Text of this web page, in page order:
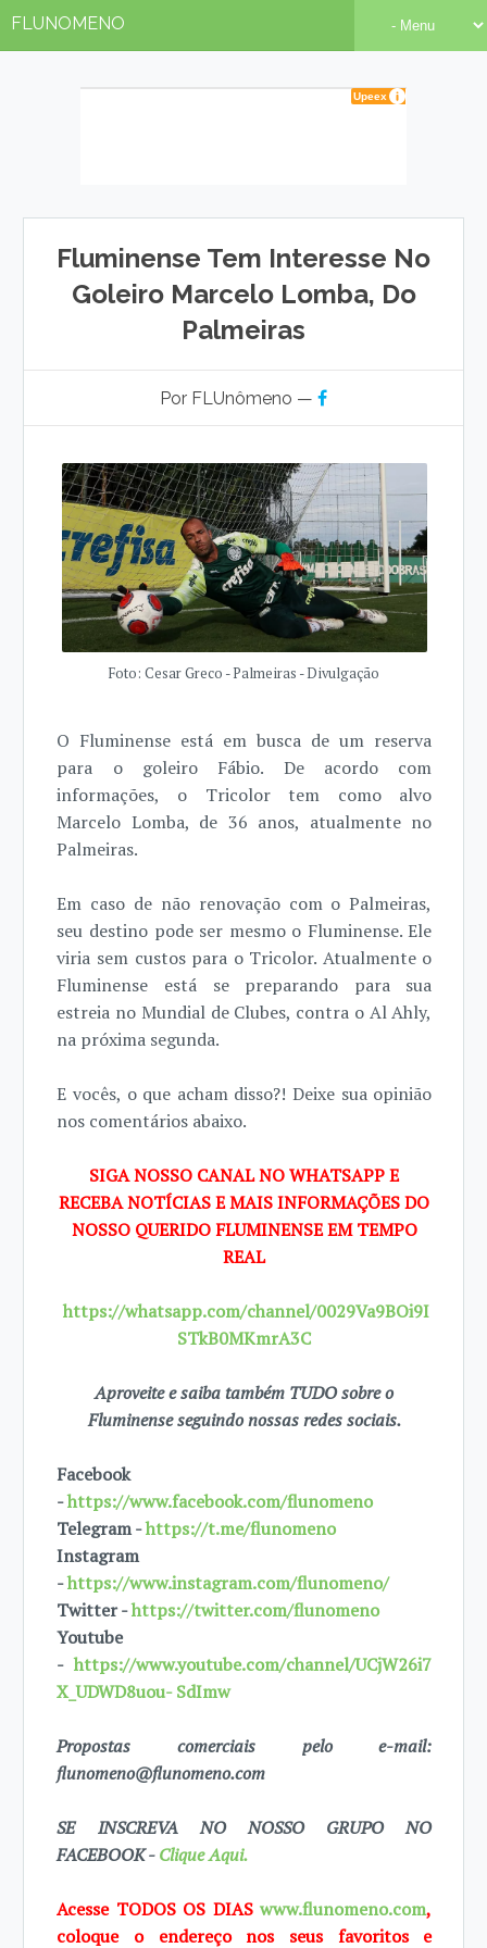
FLUNOMENO
Fluminense Tem Interesse No
Goleiro Marcelo Lomba, Do
Palmeiras
Por FLUnômeno —
Foto: Cesar Greco - Palmeiras - Divulgação
O Fluminense está em busca de um reserva
para o goleiro Fábio. De acordo com
informações, o Tricolor tem como alvo
Marcelo Lomba, de 36 anos, atualmente no
Palmeiras.
Em caso de não renovação com o Palmeiras,
seu destino pode ser mesmo o Fluminense. Ele
viria sem custos para o Tricolor. Atualmente o
Fluminense está se preparando para sua
estreia no Mundial de Clubes, contra o Al Ahly,
na próxima segunda.
E vocês, o que acham disso?! Deixe sua opinião
nos comentários abaixo.
SIGA NOSSO CANAL NO WHATSAPP E
RECEBA NOTÍCIAS E MAIS INFORMAÇÕES DO
NOSSO QUERIDO FLUMINENSE EM TEMPO
REAL
https://whatsapp.com/channel/0029Va9BOi9I
STkB0MKmrA3C
Aproveite e saiba também TUDO sobre o
Fluminense seguindo nossas redes sociais.
Facebook
-https://www.facebook.com/flunomeno
Telegram -https://t.me/flunomeno
Instagram
-https://www.instagram.com/flunomeno/
Twitter -https://twitter.com/flunomeno
Youtube
-https://www.youtube.com/channel/UCjW26i7
X_UDWD8uou- SdImw
Propostas comerciais pelo e-mail:
flunomeno@flunomeno.com
SE INSCREVA NO NOSSO GRUPO NO
FACEBOOK -Clique Aqui.
Acesse TODOS OS DIASwww.flunomeno.com,
coloque o endereço nos seus favoritos e